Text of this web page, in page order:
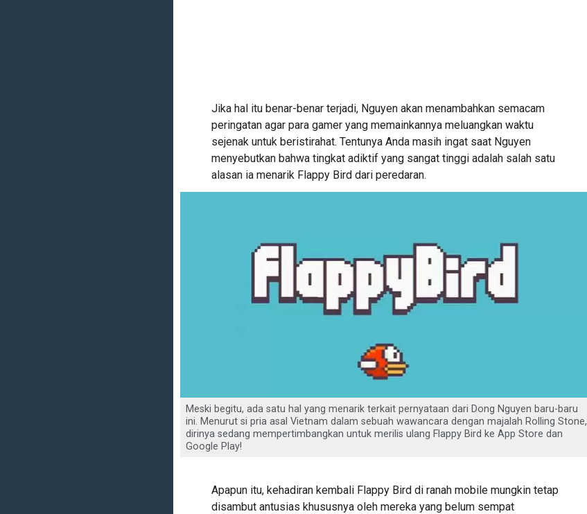
Jika hal itu benar-benar terjadi, Nguyen akan menambahkan semacam
peringatan agar para gamer yang memainkannya meluangkan waktu
sejenak untuk beristirahat. Tentunya Anda masih ingat saat Nguyen
menyebutkan bahwa tingkat adiktif yang sangat tinggi adalah salah satu
alasan ia menarik Flappy Bird dari peredaran.
Meski begitu, ada satu hal yang menarik terkait pernyataan dari Dong Nguyen baru-baru
ini. Menurut si pria asal Vietnam dalam sebuah wawancara dengan majalah Rolling Stone,
dirinya sedang mempertimbangkan untuk merilis ulang Flappy Bird ke App Store dan
Google Play!
Apapun itu, kehadiran kembali Flappy Bird di ranah mobile mungkin tetap
disambut antusias khususnya oleh mereka yang belum sempat